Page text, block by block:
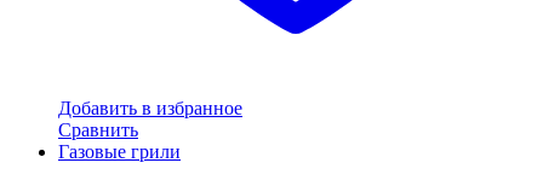
Добавить в избранное
Сравнить
Газовые грили